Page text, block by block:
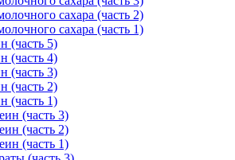
сахара (часть 2)
сахара (часть 1)
(часть 5)
(часть 4)
(часть 3)
(часть 2)
(часть 1)
(часть 3)
(часть 2)
(часть 1)